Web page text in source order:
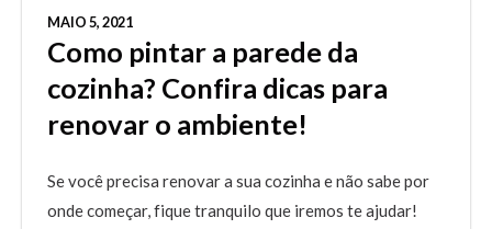
MAIO 5, 2021
Como pintar a parede da
cozinha? Confira dicas para
renovar o ambiente!
Se você precisa renovar a sua cozinha e não sabe por
onde começar, fique tranquilo que iremos te ajudar!